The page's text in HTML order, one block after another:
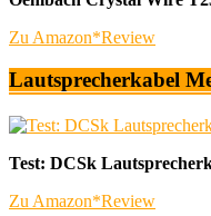
Zu Amazon*Review
Lautsprecherkabel
Test: DCSk
Zu Amazon*Review